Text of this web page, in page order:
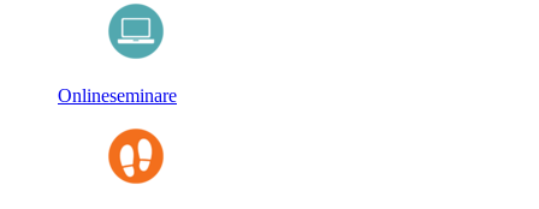
Onlineseminare